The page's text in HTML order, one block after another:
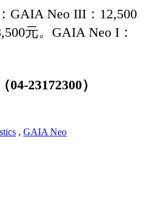
GAIA Neo III：12,500
元。GAIA Neo I：
23172300）
, GAIA Neo